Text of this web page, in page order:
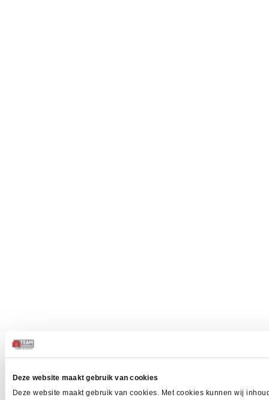
Deze website maakt gebruik van cookies
Deze website maakt gebruik van cookies. Met cookies kunnen wij